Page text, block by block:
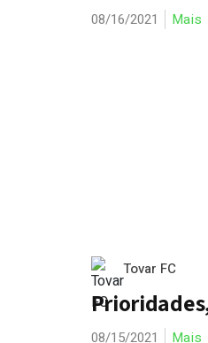
08/16/2021 Mais
Tovar FC
08/15/2021 Mais